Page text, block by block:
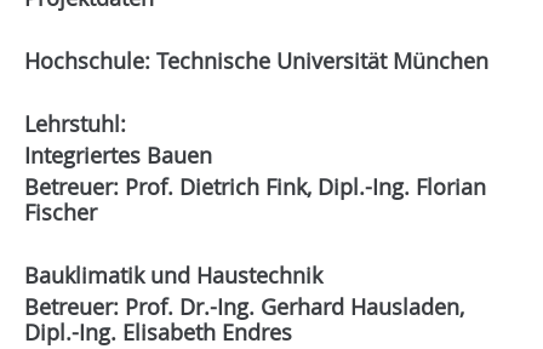
Hochschule: Technische Universität München
Lehrstuhl:
Integriertes Bauen
Betreuer: Prof. Dietrich Fink, Dipl.-Ing. Florian
Fischer
Bauklimatik und Haustechnik
Betreuer: Prof. Dr.-Ing. Gerhard Hausladen,
Dipl.-Ing. Elisabeth Endres